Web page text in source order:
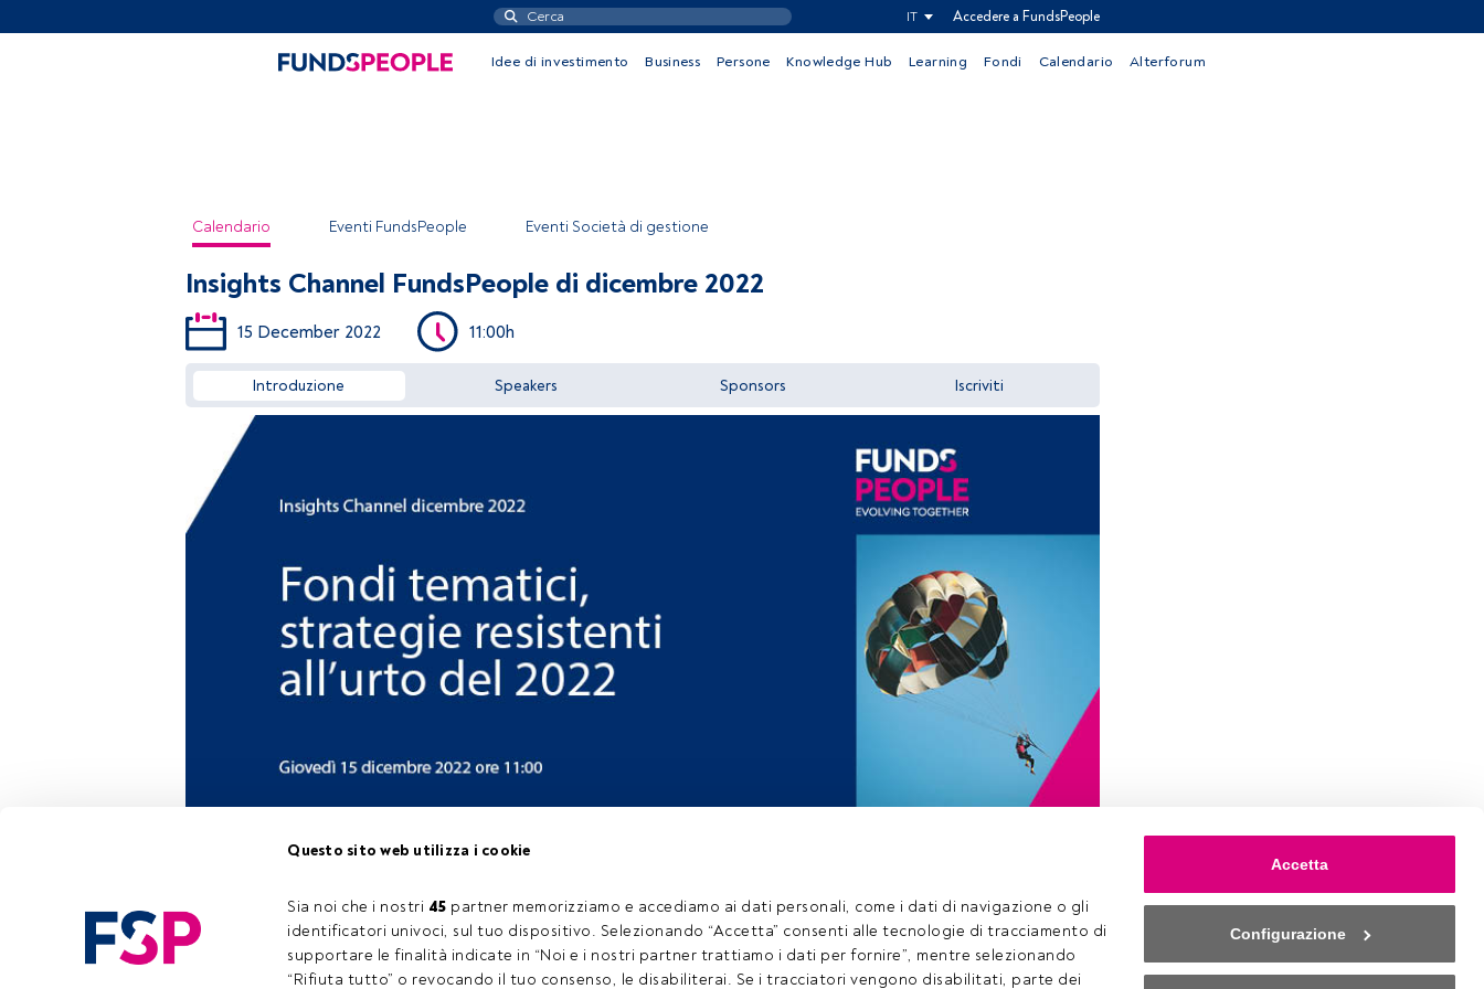
Questo sito web utilizza i cookie
Sia noi che i nostri 45 partner memorizziamo e accediamo ai dati personali, come i dati di navigazione o gli
identificatori univoci, sul tuo dispositivo. Selezionando “Accetta” consenti alle tecnologie di tracciamento di
supportare le finalità indicate in “Noi e i nostri partner trattiamo i dati per fornire”, mentre selezionando
“Rifiuta tutto” o revocando il tuo consenso, le disabiliterai. Se i tracciatori vengono disabilitati, parte dei
Accetta
Configurazione
IT Accedere a FundsPeople
Idee di investimento Business Persone Knowledge Hub Learning Fondi Calendario Alterforum
Calendario Eventi FundsPeople Eventi Società di gestione
Insights Channel FundsPeople di dicembre 2022
15 December 2022 11:00h
Introduzione Speakers Sponsors Iscriviti
Nell'ultima puntata dell'anno di Insights Channel FundsPeople abbiamo deciso di
con l’aiuto degli esperti e delle loro analisi.
Questo è un articolo riservato agli utenti FundsPeople. Se sei già registrato, accedi